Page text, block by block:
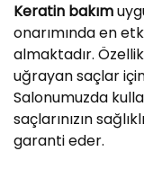
Keratin bakım
onarımında en
almaktadır.
uğrayan saçlar
Salonumuzda
saçlarınızın
garanti eder.